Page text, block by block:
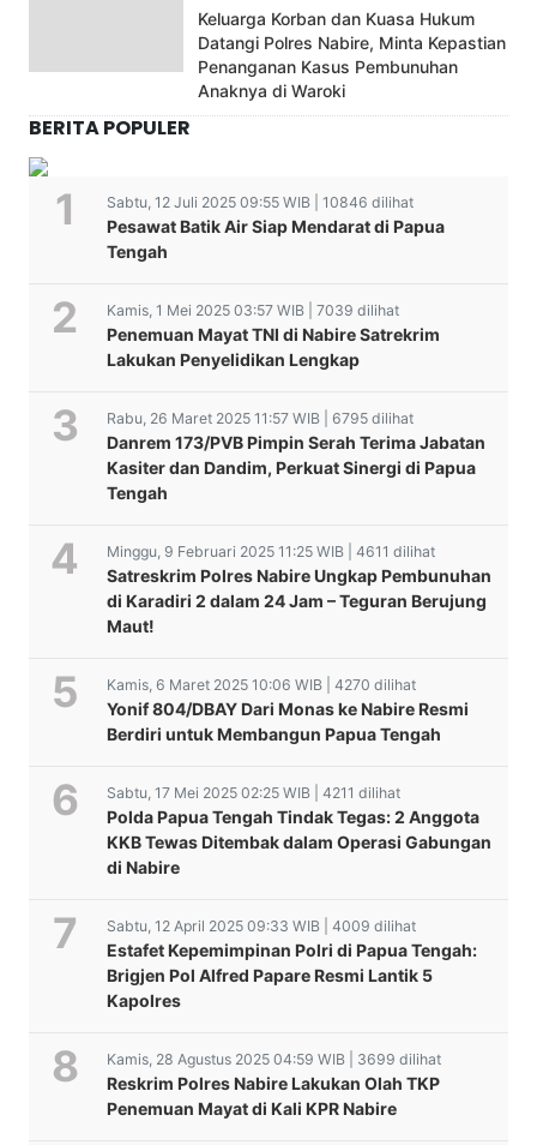
Keluarga Korban dan Kuasa Hukum
Datangi Polres Nabire, Minta Kepastian
Penanganan Kasus Pembunuhan
Anaknya di Waroki
BERITA POPULER
Sabtu, 12 Juli 2025 09:55 WIB | 10846 dilihat
Pesawat Batik Air Siap Mendarat di Papua
Tengah
Kamis, 1 Mei 2025 03:57 WIB | 7039 dilihat
Penemuan Mayat TNI di Nabire Satrekrim
Lakukan Penyelidikan Lengkap
Rabu, 26 Maret 2025 11:57 WIB | 6795 dilihat
Danrem 173/PVB Pimpin Serah Terima Jabatan
Kasiter dan Dandim, Perkuat Sinergi di Papua
Tengah
Minggu, 9 Februari 2025 11:25 WIB | 4611 dilihat
Satreskrim Polres Nabire Ungkap Pembunuhan
di Karadiri 2 dalam 24 Jam – Teguran Berujung
Maut!
Kamis, 6 Maret 2025 10:06 WIB | 4270 dilihat
Yonif 804/DBAY Dari Monas ke Nabire Resmi
Berdiri untuk Membangun Papua Tengah
Sabtu, 17 Mei 2025 02:25 WIB | 4211 dilihat
Polda Papua Tengah Tindak Tegas: 2 Anggota
KKB Tewas Ditembak dalam Operasi Gabungan
di Nabire
Sabtu, 12 April 2025 09:33 WIB | 4009 dilihat
Estafet Kepemimpinan Polri di Papua Tengah:
Brigjen Pol Alfred Papare Resmi Lantik 5
Kapolres
Kamis, 28 Agustus 2025 04:59 WIB | 3699 dilihat
Reskrim Polres Nabire Lakukan Olah TKP
Penemuan Mayat di Kali KPR Nabire